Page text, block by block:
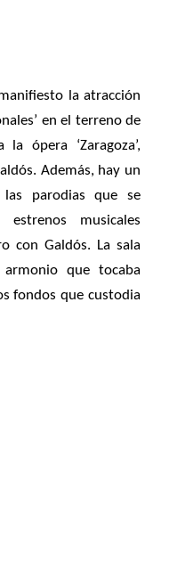
la atracción
en el terreno de
ópera ‘Zaragoza’,
Además, hay un
las parodias que se
musicales
con Galdós. La sala
que tocaba
fondos que custodia